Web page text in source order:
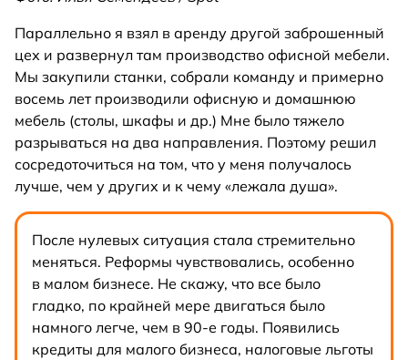
Параллельно я взял в аренду другой заброшенный
цех и развернул там производство офисной мебели.
Мы закупили станки, собрали команду и примерно
восемь лет производили офисную и домашнюю
мебель (столы, шкафы и др.) Мне было тяжело
разрываться на два направления. Поэтому решил
сосредоточиться на том, что у меня получалось
лучше, чем у других и к чему «лежала душа».
После нулевых ситуация стала стремительно
меняться. Реформы чувствовались, особенно
в малом бизнесе. Не скажу, что все было
гладко, по крайней мере двигаться было
намного легче, чем в 90-е годы. Появились
кредиты для малого бизнеса, налоговые льготы